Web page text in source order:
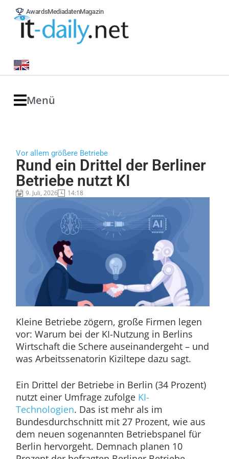
AwardsMediadatenMagazin
Menü
Vor allem größere Betriebe
Rund ein Drittel der Berliner
Betriebe nutzt KI
9. Juli, 2026 14:18
Kleine Betriebe zögern, große Firmen legen
vor: Warum bei der KI-Nutzung in Berlins
Wirtschaft die Schere auseinandergeht – und
was Arbeitssenatorin Kiziltepe dazu sagt.
Ein Drittel der Betriebe in Berlin (34 Prozent)
nutzt einer Umfrage zufolge KI-
Technologien. Das ist mehr als im
Bundesdurchschnitt mit 27 Prozent, wie aus
dem neuen sogenannten Betriebspanel für
Berlin hervorgeht. Demnach planen 10